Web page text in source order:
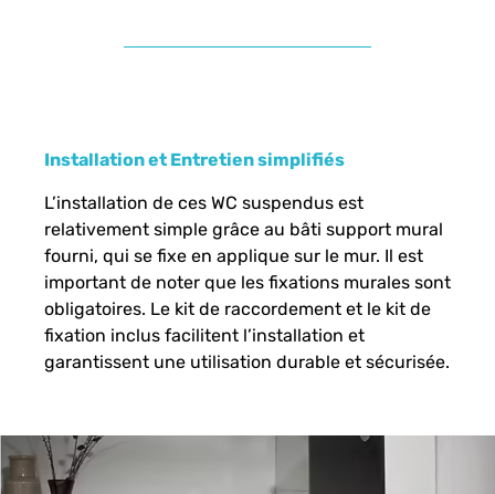
Installation et Entretien simplifiés
L’installation de ces WC suspendus est
relativement simple grâce au bâti support mural
fourni, qui se fixe en applique sur le mur. Il est
important de noter que les fixations murales sont
obligatoires. Le kit de raccordement et le kit de
fixation inclus facilitent l’installation et
garantissent une utilisation durable et sécurisée.